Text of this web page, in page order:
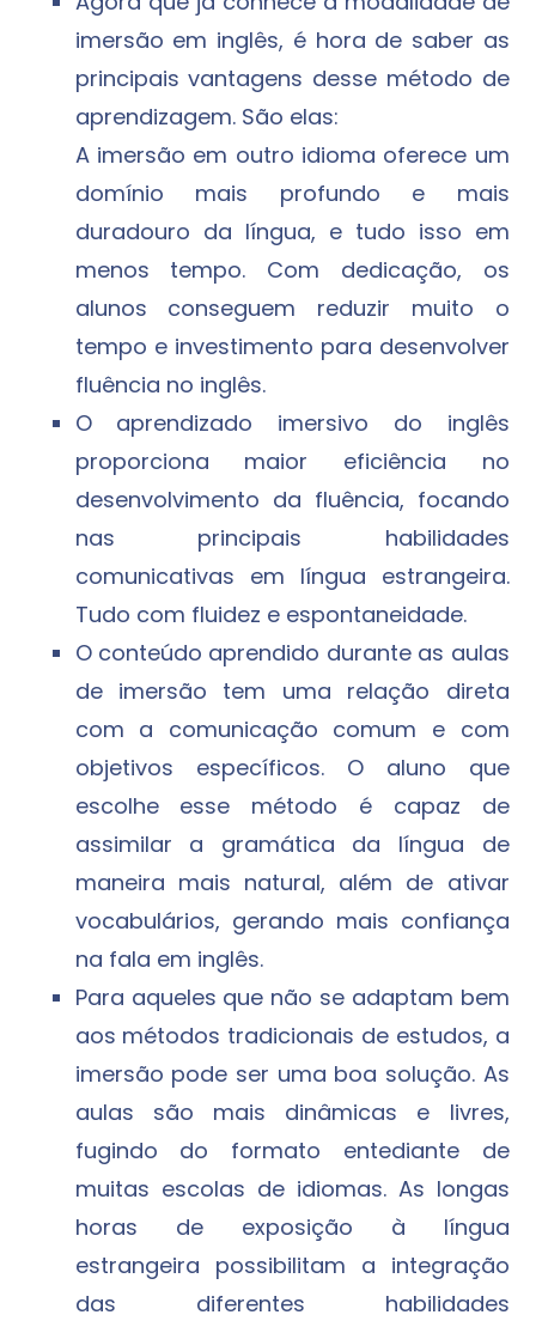
imersão em inglês, é hora de saber as
principais vantagens desse método de
aprendizagem. São elas:
A imersão em outro idioma oferece um
domínio mais profundo e mais
duradouro da língua, e tudo isso em
menos tempo. Com dedicação, os
alunos conseguem reduzir muito o
tempo e investimento para desenvolver
fluência no inglês.
O aprendizado imersivo do inglês
proporciona maior eficiência no
desenvolvimento da fluência, focando
nas principais habilidades
comunicativas em língua estrangeira.
Tudo com fluidez e espontaneidade.
O conteúdo aprendido durante as aulas
de imersão tem uma relação direta
com a comunicação comum e com
objetivos específicos. O aluno que
escolhe esse método é capaz de
assimilar a gramática da língua de
maneira mais natural, além de ativar
vocabulários, gerando mais confiança
na fala em inglês.
Para aqueles que não se adaptam bem
aos métodos tradicionais de estudos, a
imersão pode ser uma boa solução. As
aulas são mais dinâmicas e livres,
fugindo do formato entediante de
muitas escolas de idiomas. As longas
horas de exposição à língua
estrangeira possibilitam a integração
das diferentes habilidades